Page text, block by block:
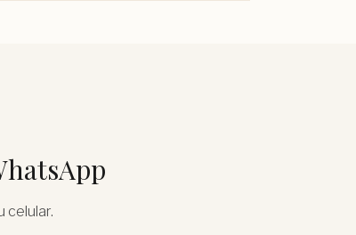
celular.